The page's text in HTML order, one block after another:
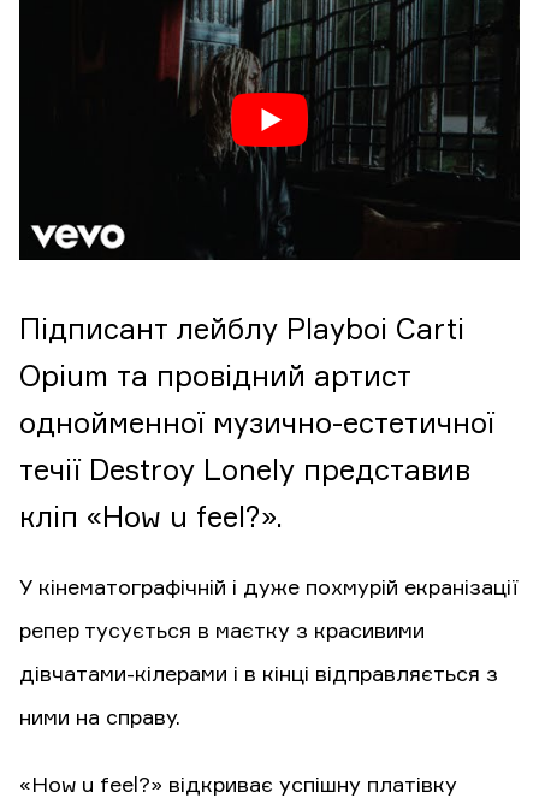
Підписант лейблу Playboi Carti
Opium та провідний артист
однойменної музично-естетичної
течії Destroy Lonely представив
кліп «How u feel?».
У кінематографічній і дуже похмурій екранізації
репер тусується в маєтку з красивими
дівчатами-кілерами і в кінці відправляється з
ними на справу.
«How u feel?» відкриває успішну платівку